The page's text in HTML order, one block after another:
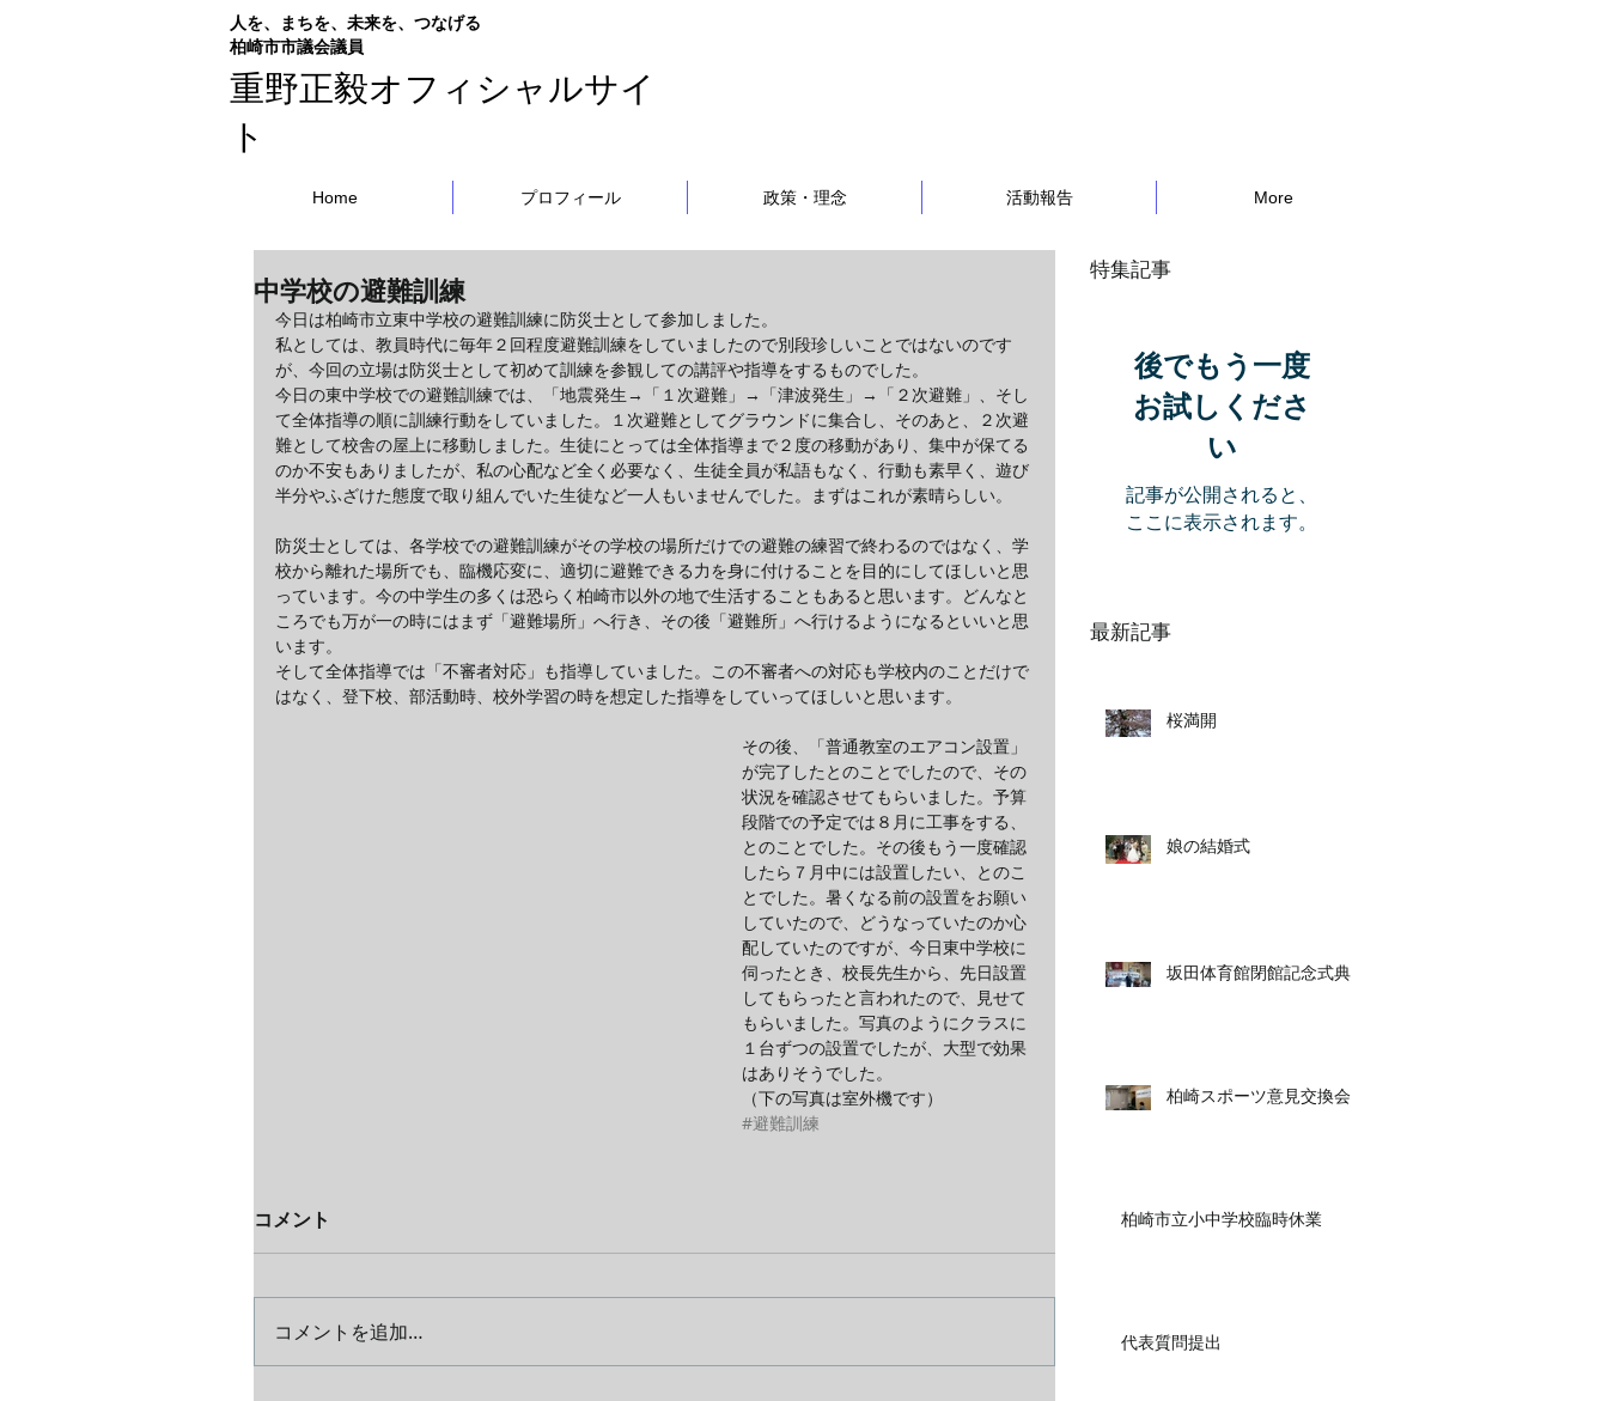
人を、まちを、未来を、つなげる
​柏崎市市議会議員
重野正毅オフィシャルサイ
ト
Home プロフィール 政策・理念 活動報告 More
中学校の避難訓練
今日は柏崎市立東中学校の避難訓練に防災士として参加しました。
私としては、教員時代に毎年２回程度避難訓練をしていましたので別段珍しいことではないのです
が、今回の立場は防災士として初めて訓練を参観しての講評や指導をするものでした。
今日の東中学校での避難訓練では、「地震発生→「１次避難」→「津波発生」→「２次避難」、そし
て全体指導の順に訓練行動をしていました。１次避難としてグラウンドに集合し、そのあと、２次避
難として校舎の屋上に移動しました。生徒にとっては全体指導まで２度の移動があり、集中が保てる
のか不安もありましたが、私の心配など全く必要なく、生徒全員が私語もなく、行動も素早く、遊び
半分やふざけた態度で取り組んでいた生徒など一人もいませんでした。まずはこれが素晴らしい。
防災士としては、各学校での避難訓練がその学校の場所だけでの避難の練習で終わるのではなく、学
校から離れた場所でも、臨機応変に、適切に避難できる力を身に付けることを目的にしてほしいと思
っています。今の中学生の多くは恐らく柏崎市以外の地で生活することもあると思います。どんなと
ころでも万が一の時にはまず「避難場所」へ行き、その後「避難所」へ行けるようになるといいと思
います。
そして全体指導では「不審者対応」も指導していました。この不審者への対応も学校内のことだけで
はなく、登下校、部活動時、校外学習の時を想定した指導をしていってほしいと思います。
その後、「普通教室のエアコン設置」
が完了したとのことでしたので、その
状況を確認させてもらいました。予算
段階での予定では８月に工事をする、
とのことでした。その後もう一度確認
したら７月中には設置したい、とのこ
とでした。暑くなる前の設置をお願い
していたので、どうなっていたのか心
配していたのですが、今日東中学校に
伺ったとき、校長先生から、先日設置
してもらったと言われたので、見せて
もらいました。写真のようにクラスに
１台ずつの設置でしたが、大型で効果
はありそうでした。
（下の写真は室外機です）
#避難訓練
コメント
コメントを追加…
特集記事
後でもう一度
お試しくださ
い
記事が公開されると、
ここに表示されます。
最新記事
桜満開
娘の結婚式
坂田体育館閉館記念式典
柏崎スポーツ意見交換会
柏崎市立小中学校臨時休業
代表質問提出